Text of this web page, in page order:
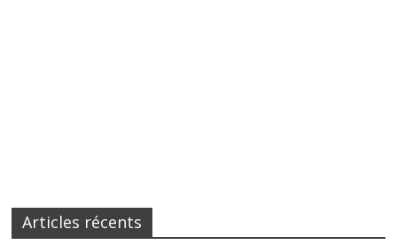
Articles récents